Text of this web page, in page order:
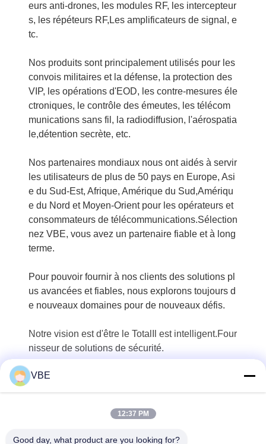
eurs anti-drones, les modules RF, les intercepteur
s, les répéteurs RF,Les amplificateurs de signal, e
tc.
Nos produits sont principalement utilisés pour les
convois militaires et la défense, la protection des
VIP, les opérations d'EOD, les contre-mesures éle
ctroniques, le contrôle des émeutes, les télécom
munications sans fil, la radiodiffusion, l'aérospatia
le,détention secrète, etc.
Nos partenaires mondiaux nous ont aidés à servir
les utilisateurs de plus de 50 pays en Europe, Asi
e du Sud-Est, Afrique, Amérique du Sud,Amériqu
e du Nord et Moyen-Orient pour les opérateurs et
consommateurs de télécommunications.Sélection
nez VBE, vous avez un partenaire fiable et à long
terme.
Pour pouvoir fournir à nos clients des solutions pl
us avancées et fiables, nous explorons toujours d
e nouveaux domaines pour de nouveaux défis.
Notre vision est d'être le Total Il est intelligent.Four
nisseur de solutions de sécurité.
VBE
12:37 PM
Good day, what product are you looking for?